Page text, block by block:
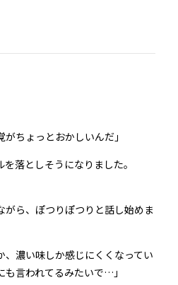
がちょっとおかしいんだ」
落としそうになりました。
ら、ぽつりぽつりと話し始めま
、濃い味しか感じにくくなってい
言われてるみたいで…」